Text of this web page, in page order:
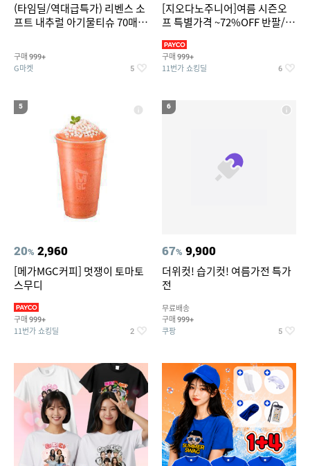
(타임딜/역대급특가) 리벤스 소
프트 내추럴 아기물티슈 70매
구매 999+
G마켓 5
[지오다노주니어]여름 시즌오
프 특별가격 ~72%OFF 반팔/반
구매 999+
11번가 쇼킹딜 6
5
20% 2,960
[메가MGC커피] 멋쟁이 토마토
스무디
구매 999+
11번가 쇼킹딜 2
6
67% 9,900
더위컷! 습기컷! 여름가전 특가
전
무료배송
구매 999+
쿠팡 5